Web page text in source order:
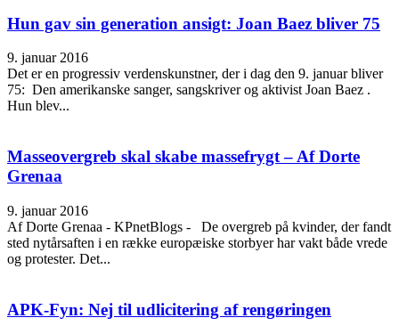
Hun gav sin generation ansigt: Joan Baez bliver 75
9. januar 2016
Det er en progressiv verdenskunstner, der i dag den 9. januar bliver
75: Den amerikanske sanger, sangskriver og aktivist Joan Baez .
Hun blev...
Masseovergreb skal skabe massefrygt – Af Dorte
Grenaa
9. januar 2016
Af Dorte Grenaa - KPnetBlogs - De overgreb på kvinder, der fandt
sted nytårsaften i en række europæiske storbyer har vakt både vrede
og protester. Det...
APK-Fyn: Nej til udlicitering af rengøringen